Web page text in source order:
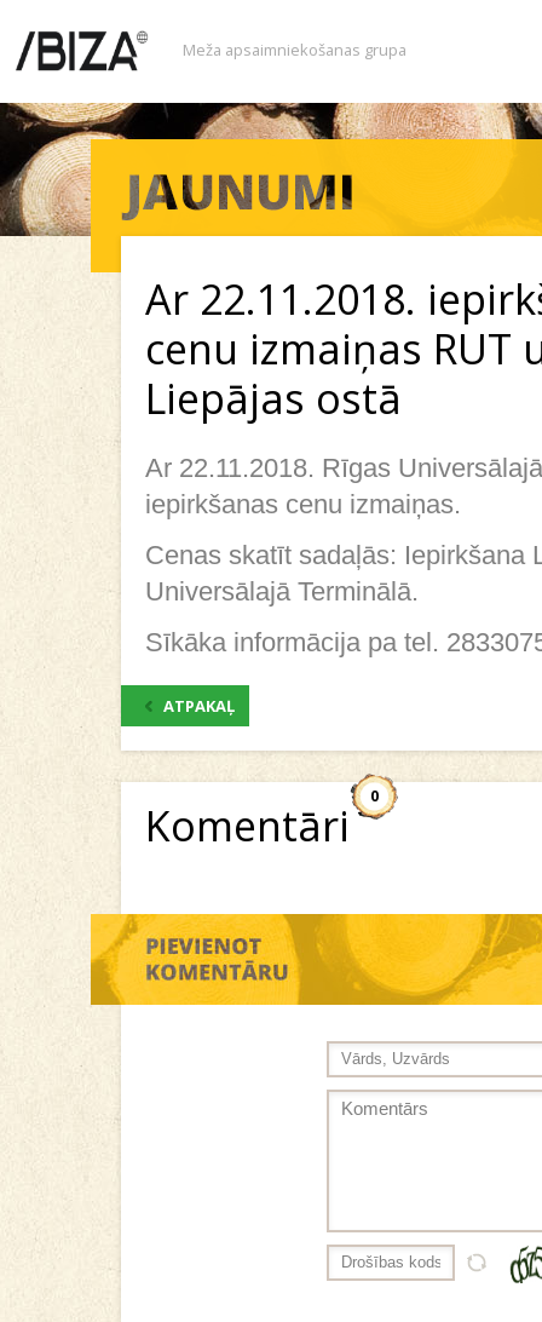
Meža apsaimniekošanas grupa
Ar 22.11.2018.
cenu izmaiņas RUT
Liepājas ostā
Ar 22.11.2018. Rīgas
iepirkšanas cenu izmaiņas.
Cenas skatīt sadaļās: Iepirkšana
Universālajā Terminālā.
Sīkāka informācija pa tel.
ATPAKAĻ
Komentāri
0